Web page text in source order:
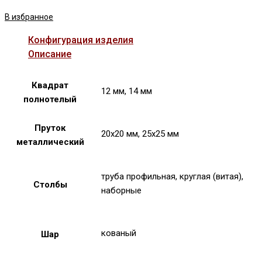
В избранное
Конфигурация изделия
Описание
Квадрат
полнотелый
12 мм, 14 мм
Пруток
металлический
20х20 мм, 25х25 мм
Столбы
труба профильная, круглая (витая),
наборные
Шар кованый